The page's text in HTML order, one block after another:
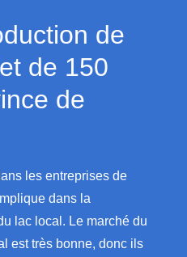
de
de 150
de
les entreprises de
dans la
lac local. Le marché du
est très bonne, donc ils